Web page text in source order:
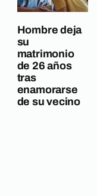
Hombre deja
su
matrimonio
de 26 años
tras
enamorarse
de su vecino